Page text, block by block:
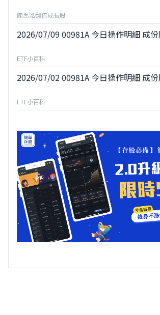
陳喬泓翻倍成長股
2026/07/09 00981A 今日操作明細 成
ETF小百科
2026/07/02 00981A 今日操作明細 成
ETF小百科